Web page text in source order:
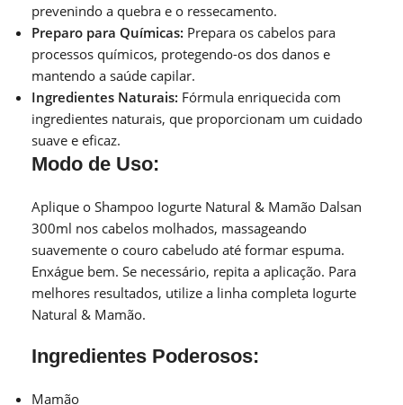
prevenindo a quebra e o ressecamento.
Preparo para Químicas: Prepara os cabelos para
processos químicos, protegendo-os dos danos e
mantendo a saúde capilar.
Ingredientes Naturais: Fórmula enriquecida com
ingredientes naturais, que proporcionam um cuidado
suave e eficaz.
Modo de Uso:
Aplique o Shampoo Iogurte Natural & Mamão Dalsan
300ml nos cabelos molhados, massageando
suavemente o couro cabeludo até formar espuma.
Enxágue bem. Se necessário, repita a aplicação. Para
melhores resultados, utilize a linha completa Iogurte
Natural & Mamão.
Ingredientes Poderosos:
Mamão